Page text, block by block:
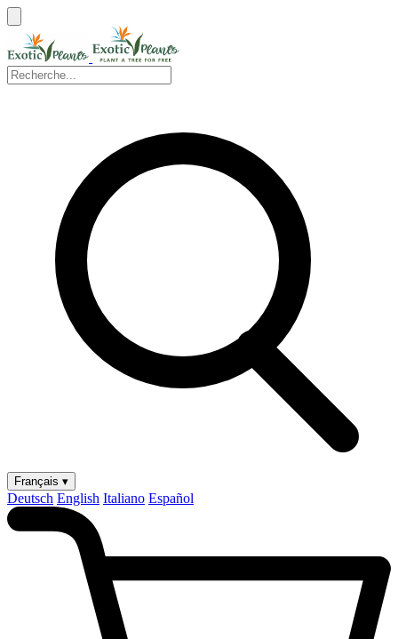
Français ▾
Deutsch English Italiano Español